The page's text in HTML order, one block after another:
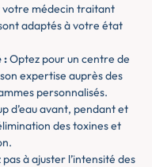
votre médecin traitant
adaptés à votre état
:Optez pour un centre de
expertise auprès des
personnalisés.
d’eau avant, pendant et
des toxines et
pas à ajuster l’intensité des